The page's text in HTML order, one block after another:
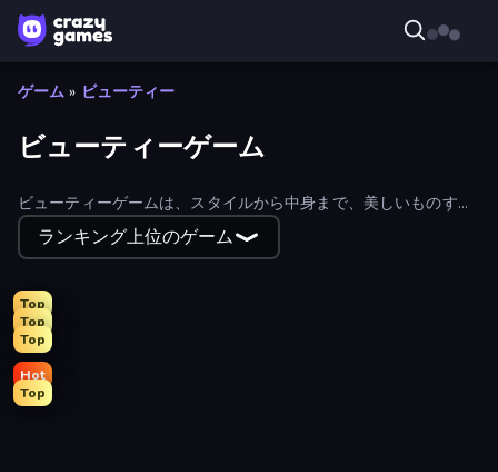
ゲーム » ビューティー
ビューティーゲーム
ビューティーゲームは、スタイルから中身まで、美しいものすべ
てをテーマにしている。お気に入りのキャラクターを可愛くした
り、美しくておいしい料理を作ったりしよう！以下の無料ビュー
ランキング上位のゲーム
Top
Top
Top
Hot
Top